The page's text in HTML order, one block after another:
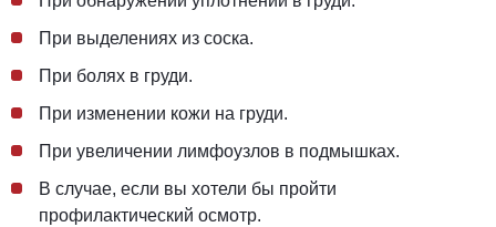
При выделениях из соска.
При болях в груди.
При изменении кожи на груди.
При увеличении лимфоузлов в подмышках.
В случае, если вы хотели бы пройти
профилактический осмотр.